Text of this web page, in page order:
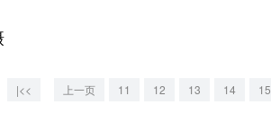
|<< 上一页 11 12 13 14 15